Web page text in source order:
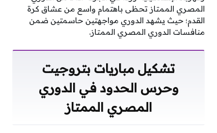
المصري الممتاز تحظى باهتمام واسع من عشاق كرة
القدم؛ حيث يشهد الدوري مواجهتين حاسمتين ضمن
منافسات الدوري المصري الممتاز.
تشكيل مباريات بتروجيت
وحرس الحدود في الدوري
المصري الممتاز